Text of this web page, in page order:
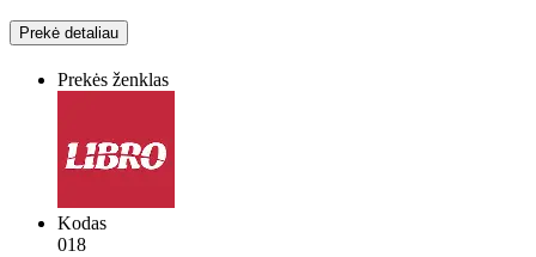
Prekė detaliau
Prekės ženklas
Kodas
018